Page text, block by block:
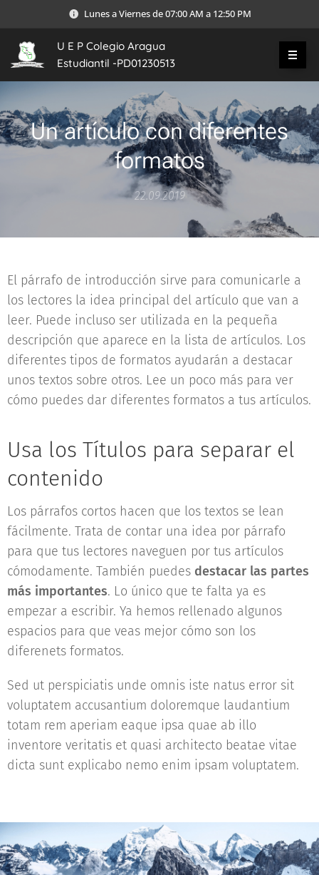
Lunes a Viernes de 07:00 AM a 12:50 PM
U E P Colegio Aragua
Estudiantil -PD01230513
Un artículo con diferentes
formatos
22.09.2019
El párrafo de introducción sirve para comunicarle a
los lectores la idea principal del artículo que van a
leer. Puede incluso ser utilizada en la pequeña
descripción que aparece en la lista de artículos. Los
diferentes tipos de formatos ayudarán a destacar
unos textos sobre otros. Lee un poco más para ver
cómo puedes dar diferentes formatos a tus artículos.
Usa los Títulos para separar el
contenido
Los párrafos cortos hacen que los textos se lean
fácilmente. Trata de contar una idea por párrafo
para que tus lectores naveguen por tus artículos
cómodamente. También puedes destacar las partes
más importantes. Lo único que te falta ya es
empezar a escribir. Ya hemos rellenado algunos
espacios para que veas mejor cómo son los
diferenets formatos.
Sed ut perspiciatis unde omnis iste natus error sit
voluptatem accusantium doloremque laudantium
totam rem aperiam eaque ipsa quae ab illo
inventore veritatis et quasi architecto beatae vitae
dicta sunt explicabo nemo enim ipsam voluptatem.